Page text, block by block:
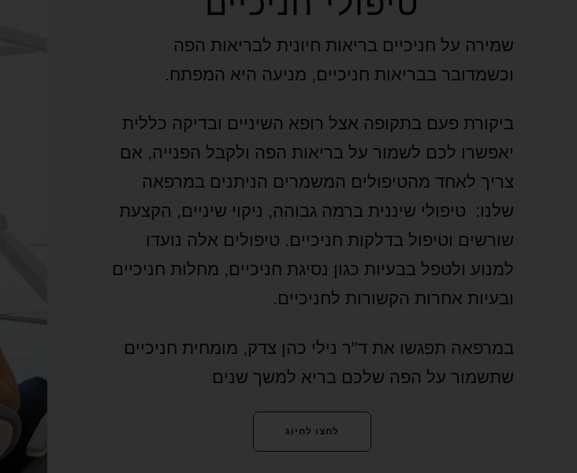
שמירה על חניכיים בריאות חיונית לבריאות הפה
וכשמדובר בבריאות חניכיים, מניעה היא המפתח.
ביקורת פעם בתקופה אצל רופא השיניים ובדיקה כללית
יאפשרו לכם לשמור על בריאות הפה ולקבל הפנייה, אם
צריך לאחד מהטיפולים המשמרים הניתנים במרפאה
שלנו: טיפולי שיננית ברמה גבוהה, ניקוי שיניים, הקצעת
שורשים וטיפול בדלקות חניכיים. טיפולים אלה נועדו
למנוע ולטפל בבעיות כגון נסיגת חניכיים, מחלות חניכיים
ובעיות אחרות הקשורות לחניכיים.
במרפאה תפגשו את ד"ר נילי כהן צדק, מומחית חניכיים
שתשמור על הפה שלכם בריא למשך שנים
לחצו לחיוג